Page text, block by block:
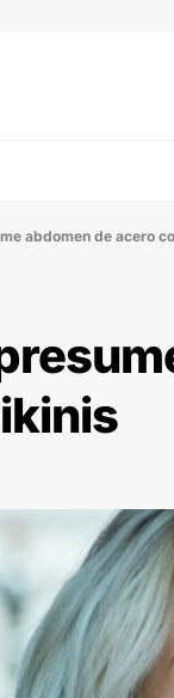
abdomen de acero